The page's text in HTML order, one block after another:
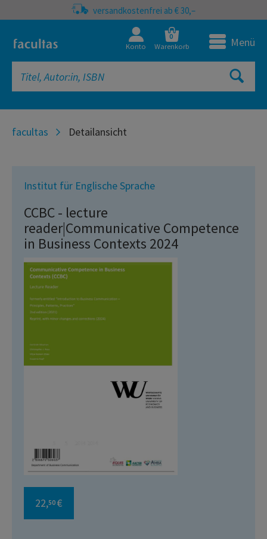
versandkostenfrei ab € 30,–
Konto
0
Warenkorb Menü
facultas Detailansicht
Institut für Englische Sprache
CCBC - lecture
reader|Communicative Competence
in Business Contexts 2024
22,50 €